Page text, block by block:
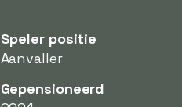
Speler positie
Aanvaller
Gepensioneerd